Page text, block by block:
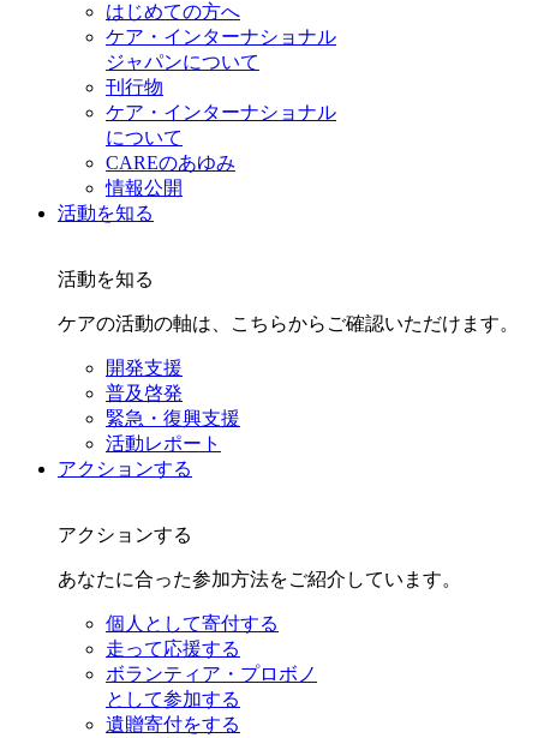
はじめての方へ
ケア・インターナショナル
ジャパンについて
刊行物
ケア・インターナショナル
について
CAREのあゆみ
情報公開
活動を知る
活動を知る
ケアの活動の軸は、こちらからご確認いただけます。
開発支援
普及啓発
緊急・復興支援
活動レポート
アクションする
アクションする
あなたに合った参加方法をご紹介しています。
個人として寄付する
走って応援する
ボランティア・プロボノ
として参加する
遺贈寄付をする